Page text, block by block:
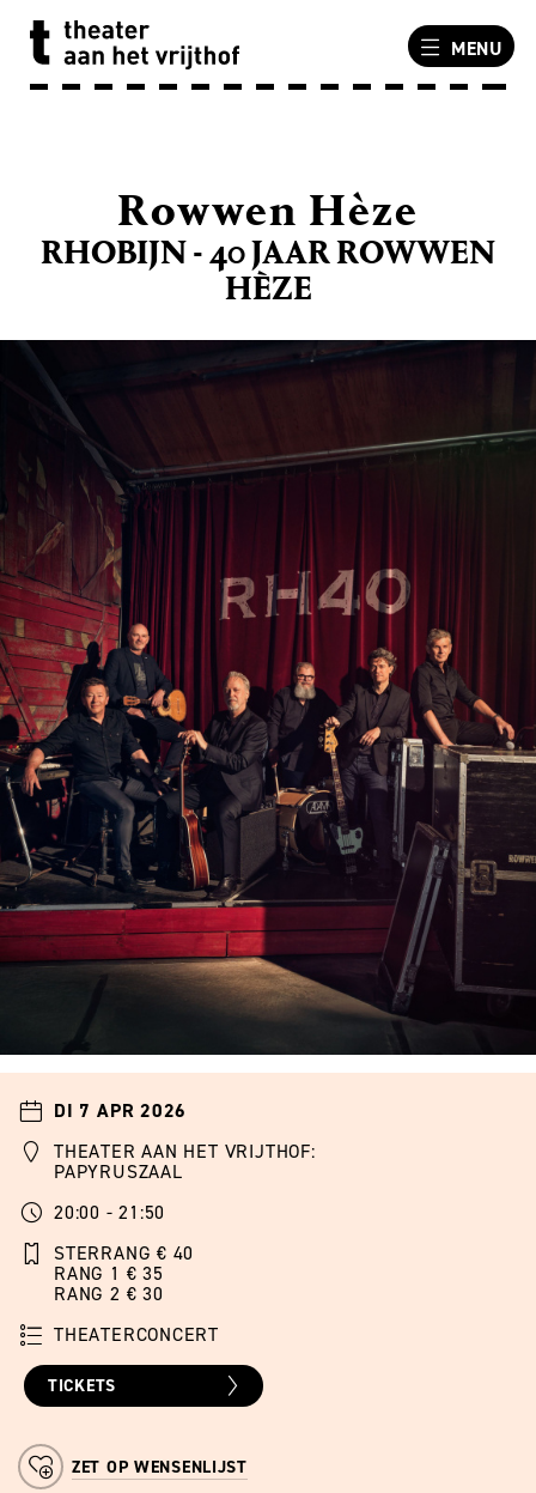
MENU
RHOBIJN - 40 JAAR ROWWEN
HÈZE
Rowwen Hèze
DI 7 APR 2026
THEATER AAN HET VRIJTHOF:
PAPYRUSZAAL
20:00 - 21:50
STERRANG € 40
RANG 1 € 35
RANG 2 € 30
THEATERCONCERT
TICKETS
ZET OP WENSENLIJST